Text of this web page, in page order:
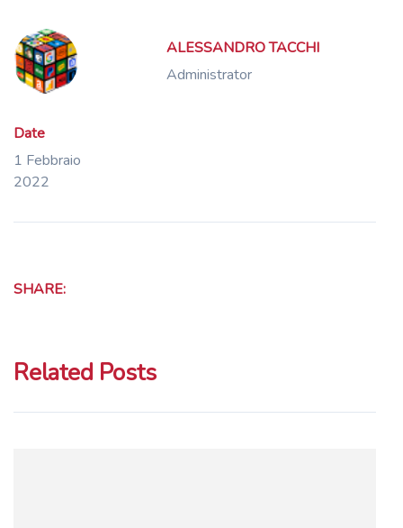
ALESSANDRO TACCHI
Administrator
Date
1 Febbraio
2022
SHARE:
Related Posts